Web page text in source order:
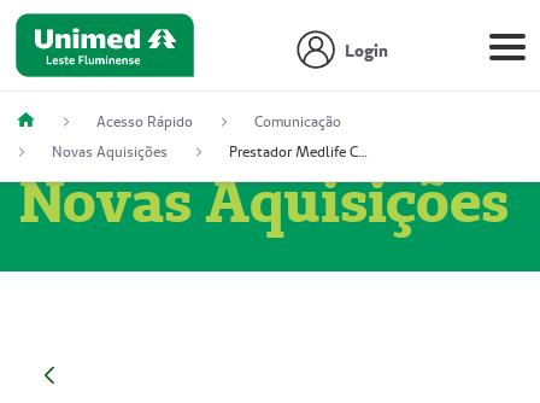
Login
Acesso Rápido
Comunicação
Novas Aquisições
Prestador Medlife Consultas e Diagnósticos (51004334-2)
Novas Aquisições